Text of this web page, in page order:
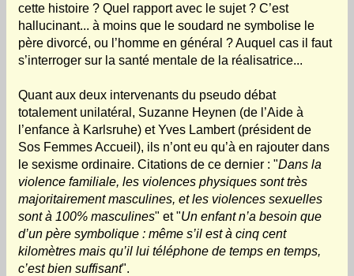
cette histoire ? Quel rapport avec le sujet ? C’est
hallucinant... à moins que le soudard ne symbolise le
père divorcé, ou l’homme en général ? Auquel cas il faut
s’interroger sur la santé mentale de la réalisatrice...
Quant aux deux intervenants du pseudo débat
totalement unilatéral, Suzanne Heynen (de l’Aide à
l’enfance à Karlsruhe) et Yves Lambert (président de
Sos Femmes Accueil), ils n’ont eu qu’à en rajouter dans
le sexisme ordinaire. Citations de ce dernier : "Dans la
violence familiale, les violences physiques sont très
majoritairement masculines, et les violences sexuelles
sont à 100% masculines" et "Un enfant n’a besoin que
d’un père symbolique : même s’il est à cinq cent
kilomètres mais qu’il lui téléphone de temps en temps,
c’est bien suffisant".